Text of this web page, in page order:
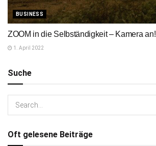
BUSINESS
ZOOM in die Selbständigkeit – Kamera an!
1. April 2022
Suche
Oft gelesene Beiträge